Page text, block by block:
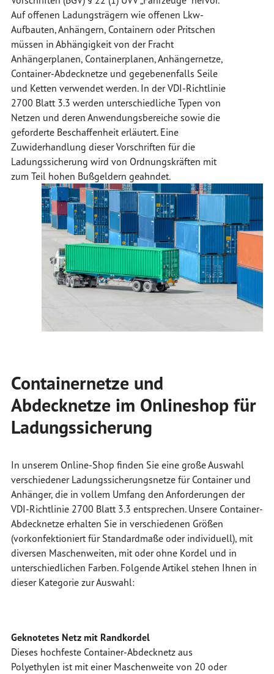
Auf offenen Ladungsträgern wie offenen Lkw-
Aufbauten, Anhängern, Containern oder Pritschen
müssen in Abhängigkeit von der Fracht
Anhängerplanen, Containerplanen, Anhängernetze,
Container-Abdecknetze und gegebenenfalls Seile
und Ketten verwendet werden. In der VDI-Richtlinie
2700 Blatt 3.3 werden unterschiedliche Typen von
Netzen und deren Anwendungsbereiche sowie die
geforderte Beschaffenheit erläutert. Eine
Zuwiderhandlung dieser Vorschriften für die
Ladungssicherung wird von Ordnungskräften mit
zum Teil hohen Bußgeldern geahndet.
Containernetze und
Abdecknetze im Onlineshop für
Ladungssicherung
In unserem Online-Shop finden Sie eine große Auswahl
verschiedener Ladungssicherungsnetze für Container und
Anhänger, die in vollem Umfang den Anforderungen der
VDI-Richtlinie 2700 Blatt 3.3 entsprechen. Unsere Container-
Abdecknetze erhalten Sie in verschiedenen Größen
(vorkonfektioniert für Standardmaße oder individuell), mit
diversen Maschenweiten, mit oder ohne Kordel und in
unterschiedlichen Farben. Folgende Artikel stehen Ihnen in
dieser Kategorie zur Auswahl:
Geknotetes Netz mit Randkordel
Dieses hochfeste Container-Abdecknetz aus
Polyethylen ist mit einer Maschenweite von 20 oder